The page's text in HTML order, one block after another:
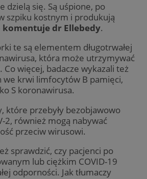
dzielą się. Są uśpione, po
szpiku kostnym i produkują
komentuje dr Ellebedy.
te są elementem długotrwałej
która może utrzymywać
Co więcej, badacze wykazali też
we krwi limfocytów B pamięci,
S koronawirusa.
które przebyły bezobjawowo
2, również mogą nabywać
przeciw wirusowi.
sprawdzić, czy pacjenci po
lub ciężkim COVID-19
odporności. Jak tłumaczy